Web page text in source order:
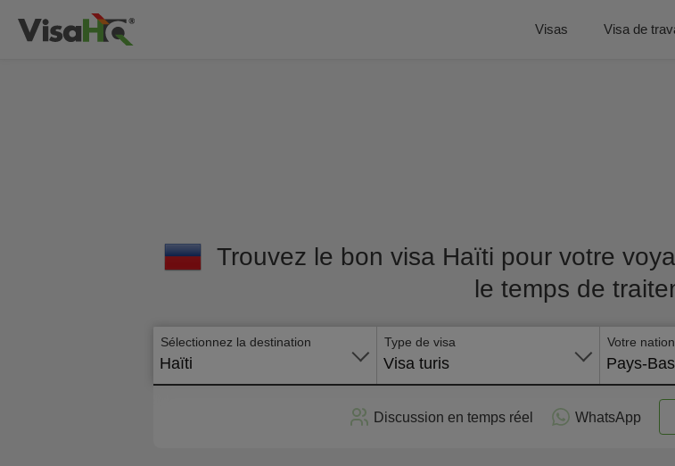
Visas Visa de
Trouvez le bon visa Haïti pour votre
le temps de
Sélectionnez la destination
Haïti
Type de visa
Visa turis
Votre
Pays-Bas
Discussion en temps réel WhatsApp